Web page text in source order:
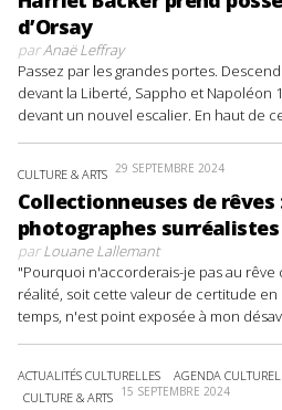
d’Orsay
parAnaë Leffray
Passez par les grandes portes.
devant la Liberté, Sappho et Napoléon
devant un nouvel escalier. En haut de
CULTURE & ARTS 29 SEPTEMBRE 2024
Collectionneuses de
photographes surréalistes
parLouane Lallemant
"Pourquoi n'accorderais-je pas au rêve
réalité, soit cette valeur de certitude en
temps, n'est point exposée à mon
ACTUALITÉS CULTURELLES AGENDA CULTUREL
CULTURE & ARTS 15 SEPTEMBRE 2024